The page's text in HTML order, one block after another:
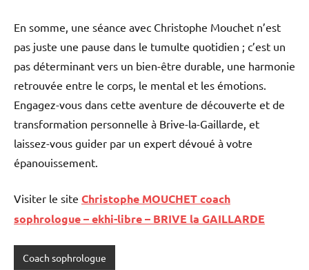
En somme, une séance avec Christophe Mouchet n’est
pas juste une pause dans le tumulte quotidien ; c’est un
pas déterminant vers un bien-être durable, une harmonie
retrouvée entre le corps, le mental et les émotions.
Engagez-vous dans cette aventure de découverte et de
transformation personnelle à Brive-la-Gaillarde, et
laissez-vous guider par un expert dévoué à votre
épanouissement.
Visiter le site Christophe MOUCHET coach
sophrologue – ekhi-libre – BRIVE la GAILLARDE
Coach sophrologue